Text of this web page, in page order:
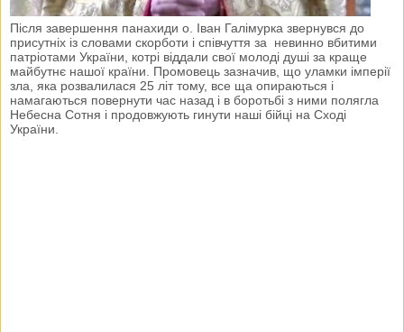
Після завершення панахиди о. Іван Галімурка звернувся до
присутніх із словами скорботи і співчуття за невинно вбитими
патріотами України, котрі віддали свої молоді душі за краще
майбутнє нашої країни. Промовець зазначив, що уламки імперії
зла, яка розвалилася 25 літ тому, все ща опираються і
намагаються повернути час назад і в боротьбі з ними полягла
Небесна Сотня і продовжують гинути наші бійці на Сході
України.